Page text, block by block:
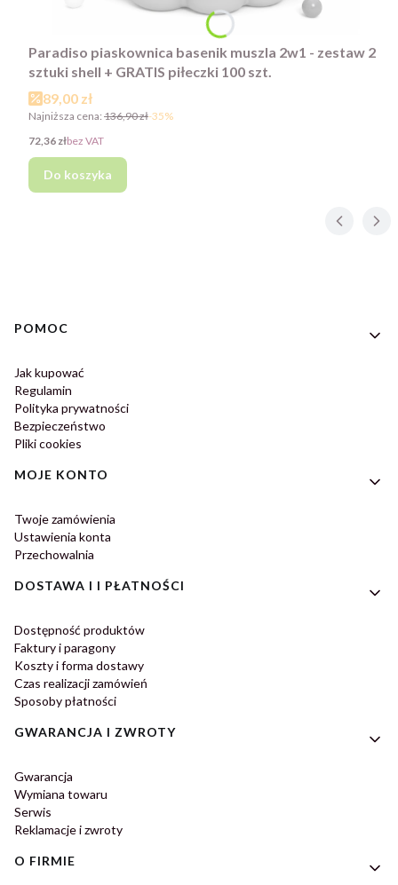
Paradiso piaskownica basenik muszla 2w1 - zestaw 2
sztuki shell + GRATIS piłeczki 100 szt.
Cena promocyjna
89,00 zł
Najniższa cena: 136,90 zł-35%
Cena
72,36 złbez VAT
Do koszyka
Linki w stopce
POMOC
Jak kupować
Regulamin
Polityka prywatności
Bezpieczeństwo
Pliki cookies
MOJE KONTO
Twoje zamówienia
Ustawienia konta
Przechowalnia
DOSTAWA I I PŁATNOŚCI
Dostępność produktów
Faktury i paragony
Koszty i forma dostawy
Czas realizacji zamówień
Sposoby płatności
GWARANCJA I ZWROTY
Gwarancja
Wymiana towaru
Serwis
Reklamacje i zwroty
O FIRMIE